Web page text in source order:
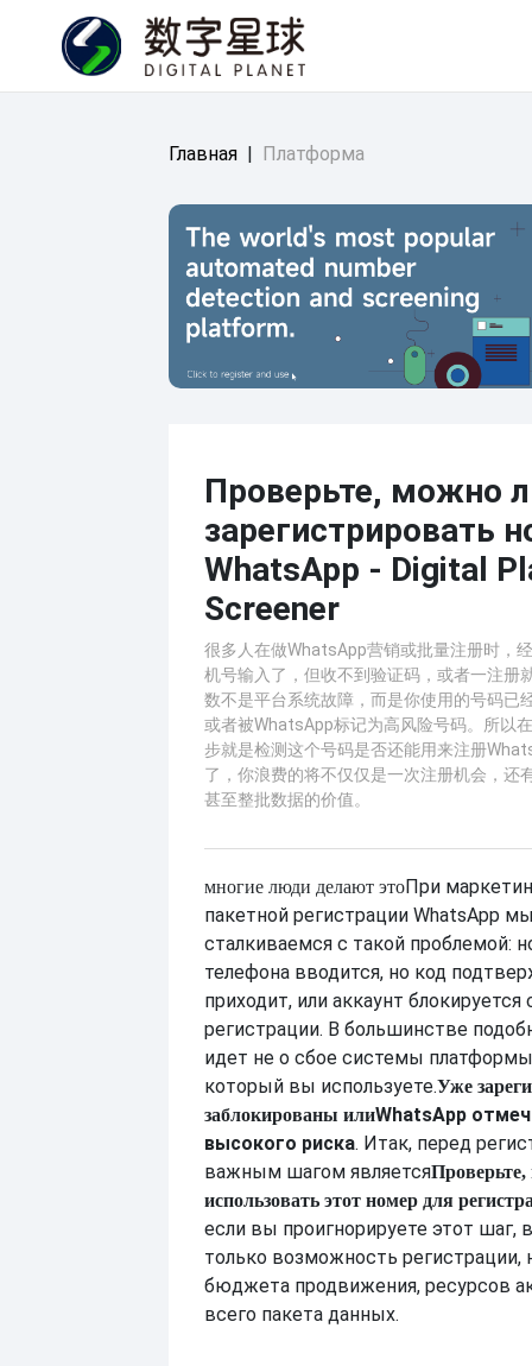
Главная | Платформа
Проверьте, можно
зарегистрировать
WhatsApp - Digital
Screener
很多人在做WhatsApp营销或批量注册时，
机号输入了，但收不到验证码，或者一注册
数不是平台系统故障，而是你使用的号码已
或者被WhatsApp标记为高风险号码。所以
步就是检测这个号码是否还能用来注册
了，你浪费的将不仅仅是一次注册机会，还
甚至整批数据的价值。
многие люди делают этоПри
пакетной регистрации WhatsApp
сталкиваемся с такой проблемой:
телефона вводится, но код
приходит, или аккаунт блокируется
регистрации. В большинстве
идет не о сбое системы
который вы используете.Уже
заблокированы илиWhatsApp
высокого риска. Итак, перед
важным шагом является
использовать этот номер для
если вы проигнорируете этот шаг,
только возможность регистрации,
бюджета продвижения, ресурсов
всего пакета данных.